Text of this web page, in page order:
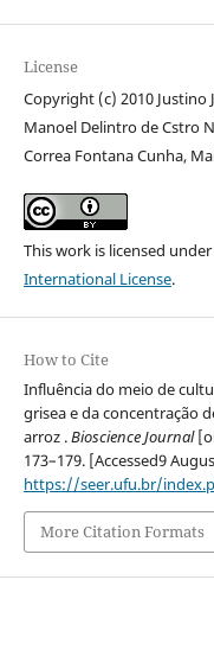
License
Copyright (c) 2010 Justino
Manoel Delintro de Cstro
Correa Fontana Cunha,
This work is licensed under
International License.
How to Cite
Influência do meio de
grisea e da concentração
arroz .Bioscience Journal
173–179. [Accessed9
https://seer.ufu.br/
More Citation Formats